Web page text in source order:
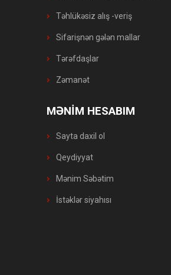
Təhlükəsiz alış -veriş
Sifarişnən gələn mallar
Tərəfdaşlar
Zəmanət
MƏNİM HESABIM
Sayta daxil ol
Qeydiyyat
Mənim Səbətim
İstəklər siyahısı